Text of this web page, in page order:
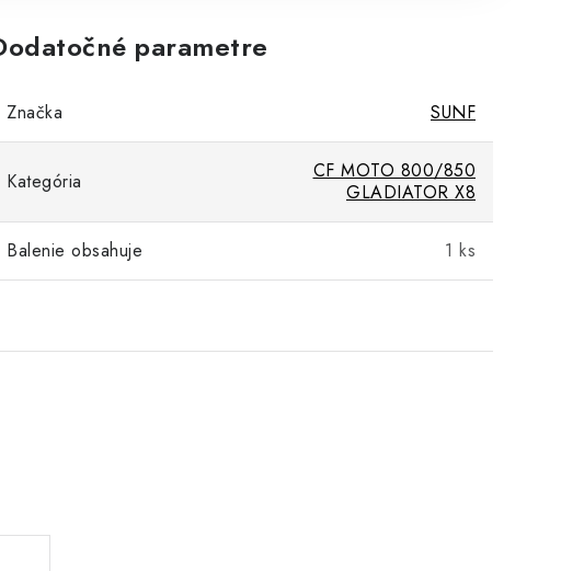
parametre
Značka SUNF
Kategória
CF MOTO 800/850
GLADIATOR X8
Balenie obsahuje 1 ks